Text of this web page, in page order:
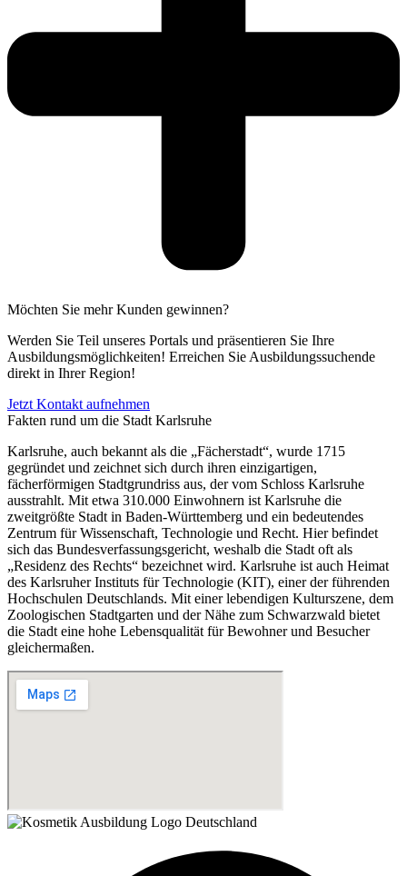
Möchten Sie mehr Kunden gewinnen?
Werden Sie Teil unseres Portals und präsentieren Sie Ihre
Ausbildungsmöglichkeiten! Erreichen Sie Ausbildungssuchende
direkt in Ihrer Region!
Jetzt Kontakt aufnehmen
Fakten rund um die Stadt Karlsruhe
Karlsruhe, auch bekannt als die „Fächerstadt“, wurde 1715
gegründet und zeichnet sich durch ihren einzigartigen,
fächerförmigen Stadtgrundriss aus, der vom Schloss Karlsruhe
ausstrahlt. Mit etwa 310.000 Einwohnern ist Karlsruhe die
zweitgrößte Stadt in Baden-Württemberg und ein bedeutendes
Zentrum für Wissenschaft, Technologie und Recht. Hier befindet
sich das Bundesverfassungsgericht, weshalb die Stadt oft als
„Residenz des Rechts“ bezeichnet wird. Karlsruhe ist auch Heimat
des Karlsruher Instituts für Technologie (KIT), einer der führenden
Hochschulen Deutschlands. Mit einer lebendigen Kulturszene, dem
Zoologischen Stadtgarten und der Nähe zum Schwarzwald bietet
die Stadt eine hohe Lebensqualität für Bewohner und Besucher
gleichermaßen.